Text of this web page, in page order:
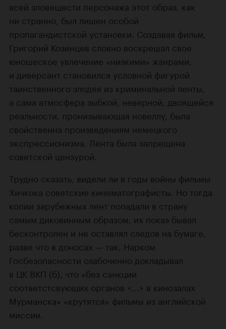
всей зловещести персонажа этот образ, как
ни странно, был лишен особой
пропагандистской установки. Создавая фильм,
Григорий Козинцев словно воскрешал свое
юношеское увлечение «низкими» жанрами,
и диверсант становился условной фигурой
таинственного злодея из криминальной ленты,
а сама атмосфера зыбкой, неверной, двоящейся
реальности, пронизывающая новеллу, была
свойственна произведениям немецкого
экспрессионизма. Лента была запрещена
советской цензурой.
Трудно сказать, видели ли в годы войны фильмы
Хичкока советские кинематографисты. Но тогда
копии зарубежных лент попадали в страну
самым диковинным образом, их показ бывал
бесконтролен и не оставлял следов на бумаге,
разве что в доносах — так, Нарком
Госбезопасности озабоченно докладывал
в ЦК ВКП (б), что «без санкции
соответстсвующих органов <...> в кинозалах
Мурманска» «крутятся» фильмы из английской
миссии.